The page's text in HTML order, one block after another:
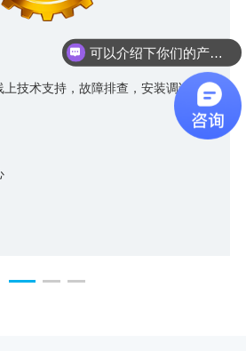
上技术支持，故障排查，安装调试支
可以介绍下你们的产品么